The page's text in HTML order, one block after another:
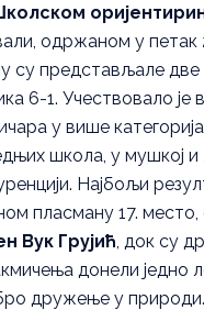
одржаном у петак
су представљале две
6-1. Учествовало је
у више
школа, у мушкој и
Најбољи
пласману 17. место,
Вук Грујић, док су
донели једно
дружење у